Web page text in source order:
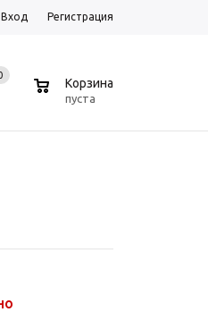
Вход Регистрация
Корзина
пуста